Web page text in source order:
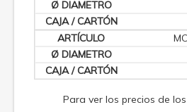
Para ver los precios de